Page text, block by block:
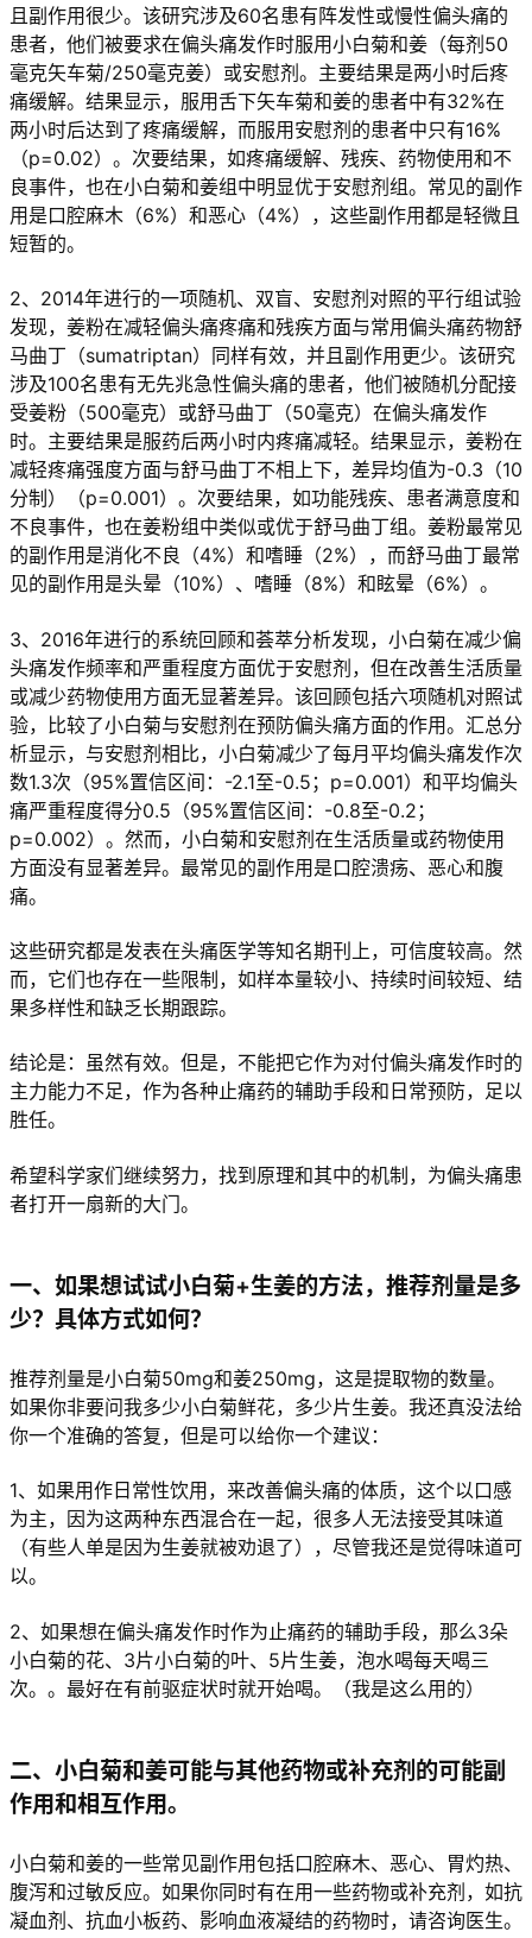
且副作用很少。该研究涉及60名患有阵发性或慢性偏头痛的
患者，他们被要求在偏头痛发作时服用小白菊和姜（每剂50
毫克矢车菊/250毫克姜）或安慰剂。主要结果是两小时后疼
痛缓解。结果显示，服用舌下矢车菊和姜的患者中有32%在
两小时后达到了疼痛缓解，而服用安慰剂的患者中只有16%
（p=0.02）。次要结果，如疼痛缓解、残疾、药物使用和不
良事件，也在小白菊和姜组中明显优于安慰剂组。常见的副作
用是口腔麻木（6%）和恶心（4%），这些副作用都是轻微且
短暂的。
2、2014年进行的一项随机、双盲、安慰剂对照的平行组试验
发现，姜粉在减轻偏头痛疼痛和残疾方面与常用偏头痛药物舒
马曲丁（sumatriptan）同样有效，并且副作用更少。该研究
涉及100名患有无先兆急性偏头痛的患者，他们被随机分配接
受姜粉（500毫克）或舒马曲丁（50毫克）在偏头痛发作
时。主要结果是服药后两小时内疼痛减轻。结果显示，姜粉在
减轻疼痛强度方面与舒马曲丁不相上下，差异均值为-0.3（10
分制）（p=0.001）。次要结果，如功能残疾、患者满意度和
不良事件，也在姜粉组中类似或优于舒马曲丁组。姜粉最常见
的副作用是消化不良（4%）和嗜睡（2%），而舒马曲丁最常
见的副作用是头晕（10%）、嗜睡（8%）和眩晕（6%）。
3、2016年进行的系统回顾和荟萃分析发现，小白菊在减少偏
头痛发作频率和严重程度方面优于安慰剂，但在改善生活质量
或减少药物使用方面无显著差异。该回顾包括六项随机对照试
验，比较了小白菊与安慰剂在预防偏头痛方面的作用。汇总分
析显示，与安慰剂相比，小白菊减少了每月平均偏头痛发作次
数1.3次（95%置信区间：-2.1至-0.5；p=0.001）和平均偏头
痛严重程度得分0.5（95%置信区间：-0.8至-0.2；
p=0.002）。然而，小白菊和安慰剂在生活质量或药物使用
方面没有显著差异。最常见的副作用是口腔溃疡、恶心和腹
痛。
这些研究都是发表在头痛医学等知名期刊上，可信度较高。然
而，它们也存在一些限制，如样本量较小、持续时间较短、结
果多样性和缺乏长期跟踪。
结论是：虽然有效。但是，不能把它作为对付偏头痛发作时的
主力能力不足，作为各种止痛药的辅助手段和日常预防，足以
胜任。
希望科学家们继续努力，找到原理和其中的机制，为偏头痛患
者打开一扇新的大门。
一、如果想试试小白菊+生姜的方法，推荐剂量是多
少？具体方式如何？
推荐剂量是小白菊50mg和姜250mg，这是提取物的数量。
如果你非要问我多少小白菊鲜花，多少片生姜。我还真没法给
你一个准确的答复，但是可以给你一个建议：
1、如果用作日常性饮用，来改善偏头痛的体质，这个以口感
为主，因为这两种东西混合在一起，很多人无法接受其味道
（有些人单是因为生姜就被劝退了），尽管我还是觉得味道可
以。
2、如果想在偏头痛发作时作为止痛药的辅助手段，那么3朵
小白菊的花、3片小白菊的叶、5片生姜，泡水喝每天喝三
次。。最好在有前驱症状时就开始喝。（我是这么用的）
二、小白菊和姜可能与其他药物或补充剂的可能副
作用和相互作用。
小白菊和姜的一些常见副作用包括口腔麻木、恶心、胃灼热、
腹泻和过敏反应。如果你同时有在用一些药物或补充剂，如抗
凝血剂、抗血小板药、影响血液凝结的药物时，请咨询医生。